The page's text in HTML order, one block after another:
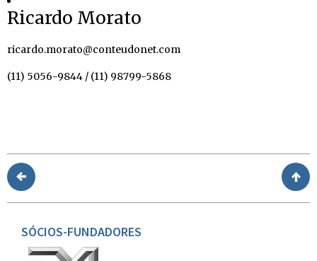
Ricardo Morato
ricardo.morato@conteudonet.com
(11) 5056-9844 / (11) 98799-5868
SÓCIOS-FUNDADORES